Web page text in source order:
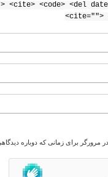
<code> <del
cite="">
مرورگر برای زمانی که دوباره